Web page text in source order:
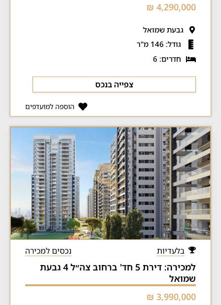
4,290,000 ₪
גבעת שמואל
גודל: 146 מ"ר
חדרים: 6
צפייה בנכס
הוספה למועדפים
בלעדיות נכסים למכירה
למכירה: דירת 5 חד' ברחוב צה״ל 4 גבעת
שמואל
3,990,000 ₪